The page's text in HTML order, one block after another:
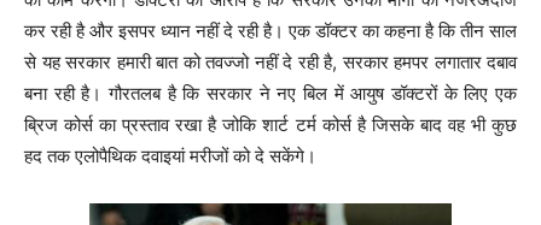
कर रही है और इसपर ध्यान नहीं दे रही है। एक डॉक्टर का कहना है कि तीन साल
से यह सरकार हमारी बात को तवज्जो नहीं दे रही है, सरकार हमपर लगातार दबाव
बना रही है। गौरतलब है कि सरकार ने नए बिल में आयुष डॉक्टरों के लिए एक
ब्रिज कोर्स का प्रस्ताव रखा है जोकि शार्ट टर्म कोर्स है जिसके बाद वह भी कुछ
हद तक एलोपैथिक दवाइयां मरीजों को दे सकेंगे।